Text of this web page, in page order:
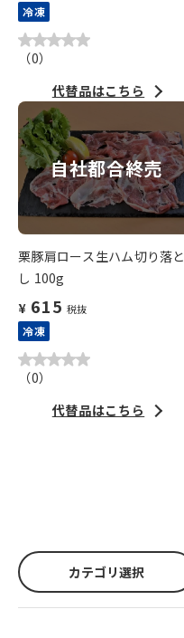
冷凍
（0）
代替品はこちら
自社都合終売
栗豚肩ロース生ハム切り落と
し 100g
¥ 615 税抜
冷凍
（0）
代替品はこちら
カテゴリ選択